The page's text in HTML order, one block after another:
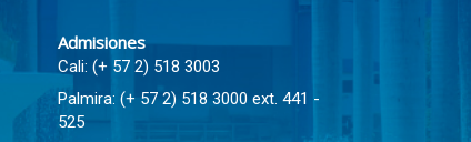
Admisiones
Cali: (+ 57 2) 518 3003
Palmira: (+ 57 2) 518 3000 ext. 441 -
525